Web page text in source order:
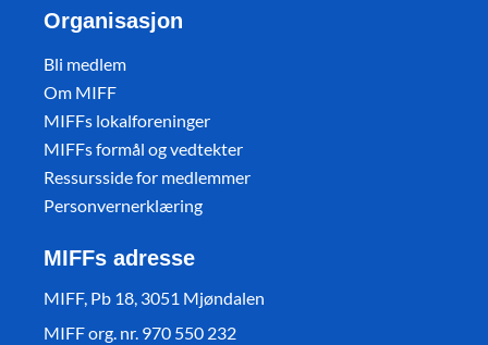
Organisasjon
Bli medlem
Om MIFF
MIFFs lokalforeninger
MIFFs formål og vedtekter
Ressursside for medlemmer
Personvernerklæring
MIFFs adresse
MIFF, Pb 18, 3051 Mjøndalen
MIFF org. nr. 970 550 232